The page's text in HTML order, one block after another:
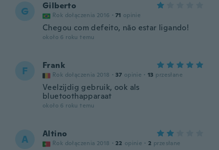
G Gilberto
Rok dołączenia 2016 · 71 opinie
Chegou com defeito, não estar ligando!
około 6 roku temu
F Frank
Rok dołączenia 2018 · 37 opinie · 13 przesłane
Veelzijdig gebruik, ook als
bluetoothapparaat
około 6 roku temu
A Altino
Rok dołączenia 2018 · 22 opinie · 2 przesłane